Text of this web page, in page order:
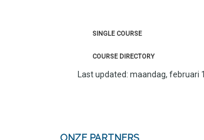
SINGLE COURSE
COURSE DIRECTORY
Last updated: maandag, februari